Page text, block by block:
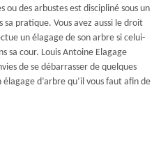
des arbustes est discipliné sous un
pratique. Vous avez aussi le droit
un élagage de son arbre si celui-
sa cour. Louis Antoine Elagage
de se débarrasser de quelques
d’arbre qu’il vous faut afin de